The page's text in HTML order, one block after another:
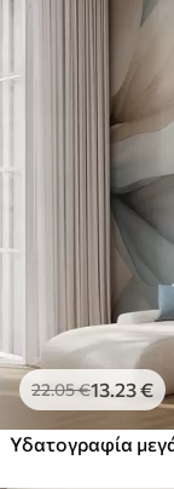
22.05€13.23€
Υδατογραφία